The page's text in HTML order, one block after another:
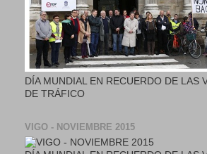
DÍA MUNDIAL EN RECUERDO DE LAS
DE TRÁFICO
VIGO - NOVIEMBRE 2015